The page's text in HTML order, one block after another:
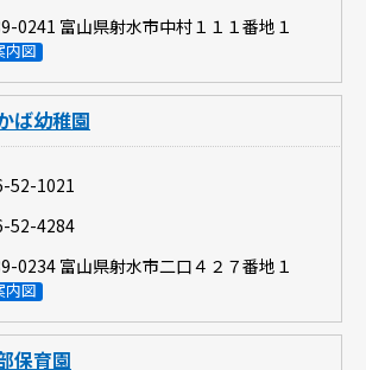
0241 富山県射水市中村１１１番地１
内図
ば幼稚園
52-1021
52-4284
0234 富山県射水市二口４２７番地１
内図
保育園